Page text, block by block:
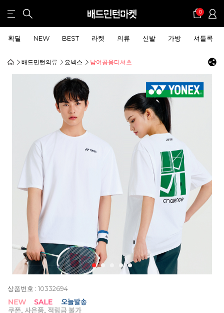
0
확딜 NEW BEST 라켓 의류 신발 가방 셔틀콕
배드민턴의류 요넥스 남여공용티셔츠
상품번호 : 10332694